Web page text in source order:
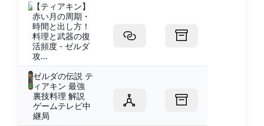
【ティアキン】
赤い月の周期・
時間と出し方！
料理と武器の復
活頻度 - ゼルダ
攻...
ゼルダの伝説 テ
ィアキン 最強
裏技料理 解説
ゲームテレビ中
継局